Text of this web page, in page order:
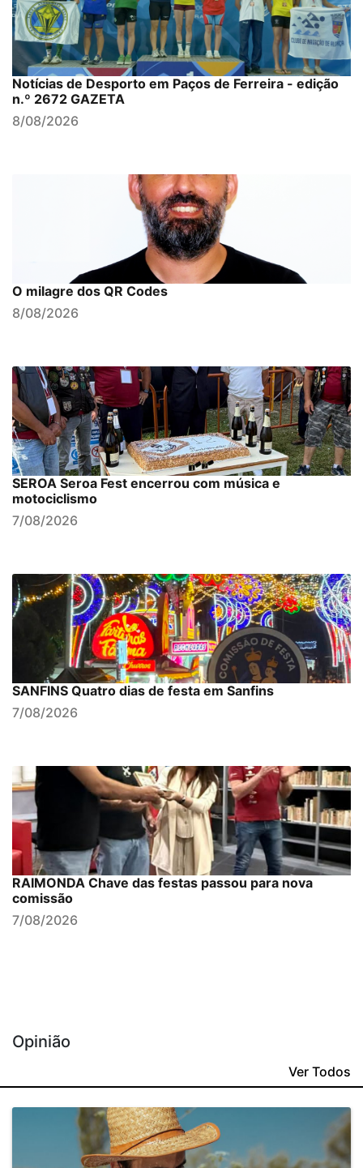
Notícias de Desporto em Paços de Ferreira - edição
n.º 2672 GAZETA
8/08/2026
O milagre dos QR Codes
8/08/2026
SEROA Seroa Fest encerrou com música e
motociclismo
7/08/2026
SANFINS Quatro dias de festa em Sanfins
7/08/2026
RAIMONDA Chave das festas passou para nova
comissão
7/08/2026
Opinião
Ver Todos